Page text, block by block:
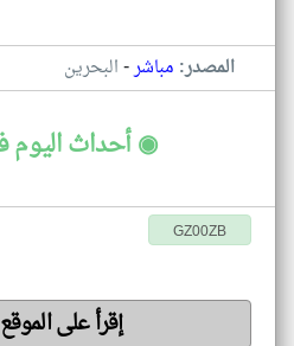
المصدر: مباشر-البحرين
◉ أحداث اليوم
GZ00ZB
إقرأ على